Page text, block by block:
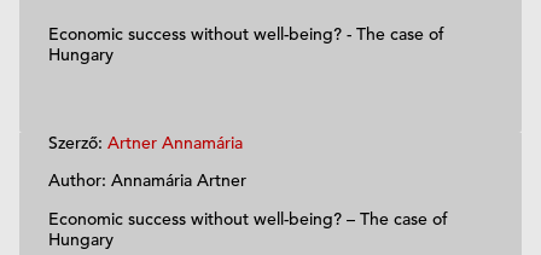
Economic success without well-being? - The case of
Hungary
Szerző: Artner Annamária
Author: Annamária Artner
Economic success without well-being? – The case of
Hungary